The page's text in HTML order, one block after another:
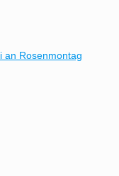
an Rosenmontag